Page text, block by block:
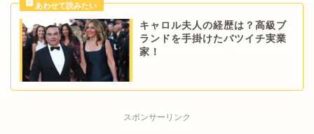
キャロル夫人の経歴は？高級ブ
ランドを手掛けたバツイチ実業
家！
スポンサーリンク